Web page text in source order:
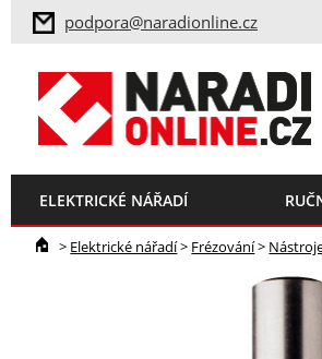
podpora@naradionline.cz
ELEKTRICKÉ NÁŘADÍ
> Elektrické nářadí> Frézování>